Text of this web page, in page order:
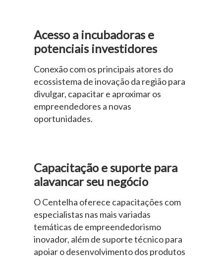
Acesso a incubadoras e
potenciais investidores
Conexão com os principais atores do
ecossistema de inovação da região para
divulgar, capacitar e aproximar os
empreendedores a novas
oportunidades.
Capacitação e suporte para
alavancar seu negócio
O Centelha oferece capacitações com
especialistas nas mais variadas
temáticas de empreendedorismo
inovador, além de suporte técnico para
apoiar o desenvolvimento dos produtos